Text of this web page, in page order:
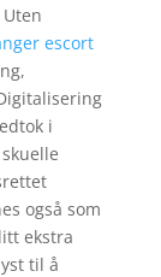
escort
i
også som
ekstra
til å